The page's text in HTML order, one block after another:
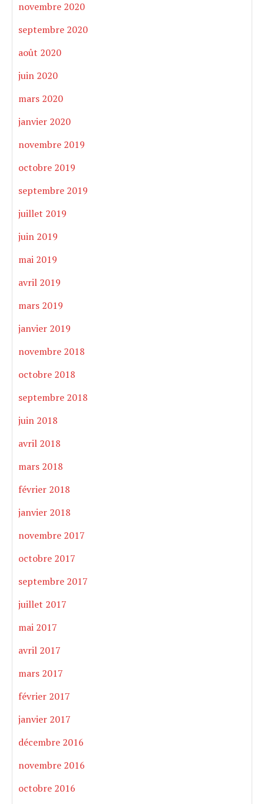
novembre 2020
septembre 2020
août 2020
juin 2020
mars 2020
janvier 2020
novembre 2019
octobre 2019
septembre 2019
juillet 2019
juin 2019
mai 2019
avril 2019
mars 2019
janvier 2019
novembre 2018
octobre 2018
septembre 2018
juin 2018
avril 2018
mars 2018
février 2018
janvier 2018
novembre 2017
octobre 2017
septembre 2017
juillet 2017
mai 2017
avril 2017
mars 2017
février 2017
janvier 2017
décembre 2016
novembre 2016
octobre 2016